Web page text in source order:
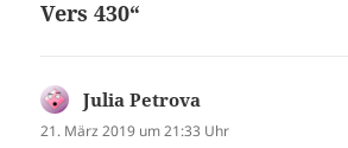
Vers 430“
Julia Petrova
21. März 2019 um 21:33 Uhr